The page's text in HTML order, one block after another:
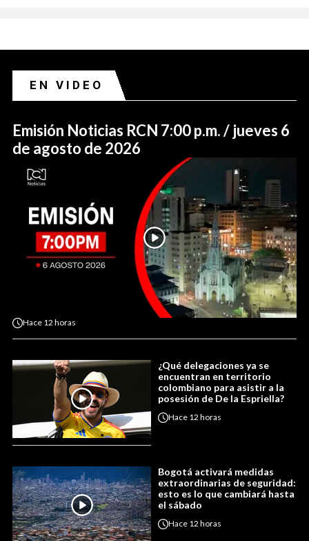
EN VIDEO
Emisión Noticias RCN 7:00 p.m. / jueves 6
de agosto de 2026
Hace 12 horas
¿Qué delegaciones ya se
encuentran en territorio
colombiano para asistir a la
posesión de De la Espriella?
Hace 12 horas
Bogotá activará medidas
extraordinarias de seguridad:
esto es lo que cambiará hasta
el sábado
Hace 12 horas